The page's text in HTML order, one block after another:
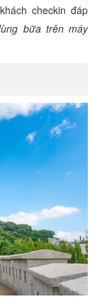
checkin đáp
bữa trên máy